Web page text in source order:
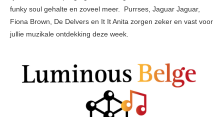
funky soul gehalte en zoveel meer. Purrses, Jaguar Jaguar,
Fiona Brown, De Delvers en It It Anita zorgen zeker en vast voor
jullie muzikale ontdekking deze week.